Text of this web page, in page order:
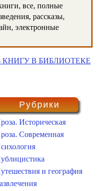
все, полные
рассказы,
электронные
КНИГУ В БИБЛИОТЕКЕ
Рубрики
Историческая
Современная
и география